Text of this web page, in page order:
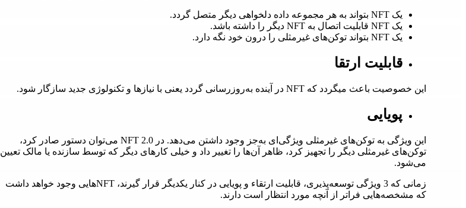
یک NFT بتواند به هر مجموعه داده دلخواهی دیگر متصل گردد.
یک NFT قابلیت اتصال به NFT دیگر را داشته باشد.
یک NFT بتواند توکن‌های غیرمثلی را درون خود نگه دارد.
قابلیت ارتقا
این خصوصیت باعث میگردد که NFT در آینده به‌روزرسانی گردد یعنی با نیازها و تکنولوژی جدید سازگار شود.
پویایی
این ویژگی به توکن‌های غیرمثلی ویژگی‌ای به‌جز وجود داشتن می‌دهد. در NFT 2.0 می‌توان دستور صادر کرد،
توکن‌های غیرمثلی دیگر را تجهیز کرد، ظاهر آن‌ها را تغییر داد و خیلی کارهای دیگر که توسط سازنده یا مالک تعیین
می‌شود.
زمانی که 3 ویژگی توسعه‌پذیری، قابلیت ارتقاء و پویایی در کنار یکدیگر قرار گیرند، NFTهایی وجود خواهد داشت
که مشخصه‌هایی فراتر از آنچه مورد انتظار است دارند.